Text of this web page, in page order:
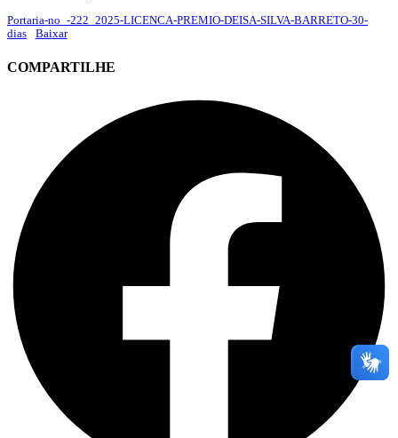
Portaria-no_-222_2025-LICENCA-PREMIO-DEISA-SILVA-BARRETO-30-
dias
Baixar
COMPARTILHE